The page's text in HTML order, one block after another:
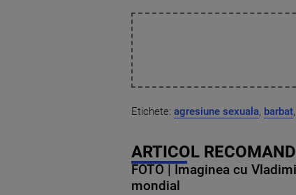
Etichete: agresiune sexuala, barbat,
ARTICOL
FOTO | Imaginea cu
mondial